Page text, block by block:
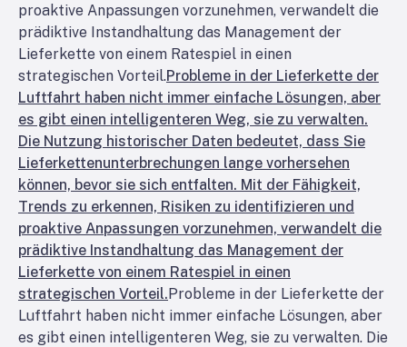
proaktive Anpassungen vorzunehmen, verwandelt die
prädiktive Instandhaltung das Management der
Lieferkette von einem Ratespiel in einen
strategischen Vorteil.Probleme in der Lieferkette der
Luftfahrt haben nicht immer einfache Lösungen, aber
es gibt einen intelligenteren Weg, sie zu verwalten.
Die Nutzung historischer Daten bedeutet, dass Sie
Lieferkettenunterbrechungen lange vorhersehen
können, bevor sie sich entfalten. Mit der Fähigkeit,
Trends zu erkennen, Risiken zu identifizieren und
proaktive Anpassungen vorzunehmen, verwandelt die
prädiktive Instandhaltung das Management der
Lieferkette von einem Ratespiel in einen
strategischen Vorteil.Probleme in der Lieferkette der
Luftfahrt haben nicht immer einfache Lösungen, aber
es gibt einen intelligenteren Weg, sie zu verwalten. Die